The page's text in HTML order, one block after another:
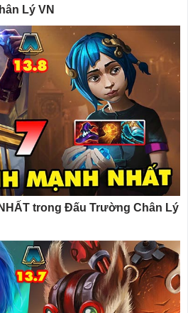
Lý VN
trong Đấu Trường Chân Lý